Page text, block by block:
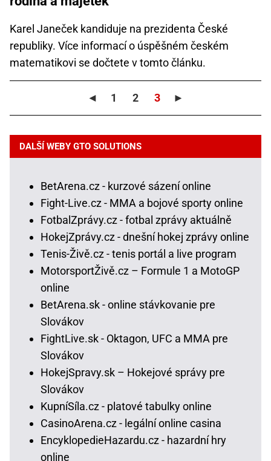
Karel Janeček kandiduje na prezidenta České
republiky. Více informací o úspěšném českém
matematikovi se dočtete v tomto článku.
◄ 1 2 3 ►
DALŠÍ WEBY GTO SOLUTIONS
BetArena.cz - kurzové sázení online
Fight-Live.cz - MMA a bojové sporty online
FotbalZprávy.cz - fotbal zprávy aktuálně
HokejZprávy.cz - dnešní hokej zprávy online
Tenis-Živě.cz - tenis portál a live program
MotorsportŽivě.cz – Formule 1 a MotoGP
online
BetArena.sk - online stávkovanie pre
Slovákov
FightLive.sk - Oktagon, UFC a MMA pre
Slovákov
HokejSpravy.sk – Hokejové správy pre
Slovákov
KupníSíla.cz - platové tabulky online
CasinoArena.cz - legální online casina
EncyklopedieHazardu.cz - hazardní hry
online